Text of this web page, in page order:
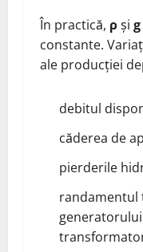
În practică, ρși g
constante.
ale producției
debitul
căderea de
pierderile
randamentul